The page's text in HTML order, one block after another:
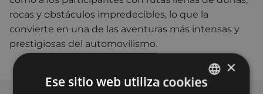
rocas y obstáculos impredecibles, lo que la
convierte en una de las aventuras más intensas y
prestigiosas del automovilismo.
×
Ese sitio web utiliza cookies